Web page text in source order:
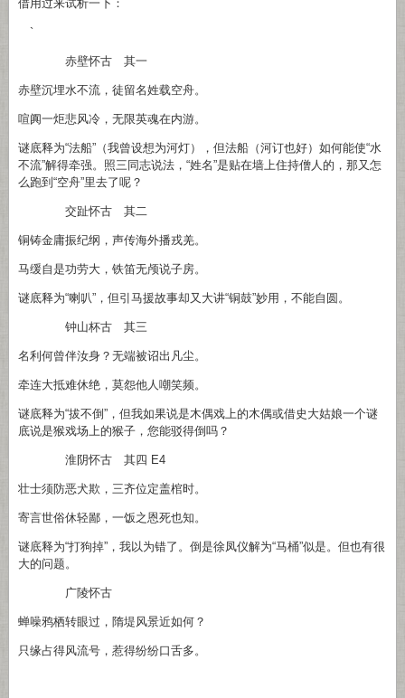
借用过来试析一下：
`
赤壁怀古 其一
赤壁沉埋水不流，徒留名姓载空舟。
喧阗一炬悲风冷，无限英魂在内游。
谜底释为“法船”（我曾设想为河灯），但法船（河订也好）如何能使“水
不流”解得牵强。照三同志说法，“姓名”是贴在墙上住持僧人的，那又怎
么跑到“空舟”里去了呢？
交趾怀古 其二
铜铸金庸振纪纲，声传海外播戎羌。
马缓自是功劳大，铁笛无颅说子房。
谜底释为“喇叭”，但引马援故事却又大讲“铜鼓”妙用，不能自圆。
钟山杯古 其三
名利何曾伴汝身？无端被诏出凡尘。
牵连大抵难休绝，莫怨他人嘲笑频。
谜底释为“拔不倒”，但我如果说是木偶戏上的木偶或借史大姑娘一个谜
底说是猴戏场上的猴子，您能驳得倒吗？
淮阴怀古 其四 E4
壮士须防恶犬欺，三齐位定盖棺时。
寄言世俗休轻鄙，一饭之恩死也知。
谜底释为“打狗掉”，我以为错了。倒是徐凤仪解为“马桶”似是。但也有很
大的问题。
广陵怀古
蝉噪鸦栖转眼过，隋堤风景近如何？
只缘占得风流号，惹得纷纷口舌多。